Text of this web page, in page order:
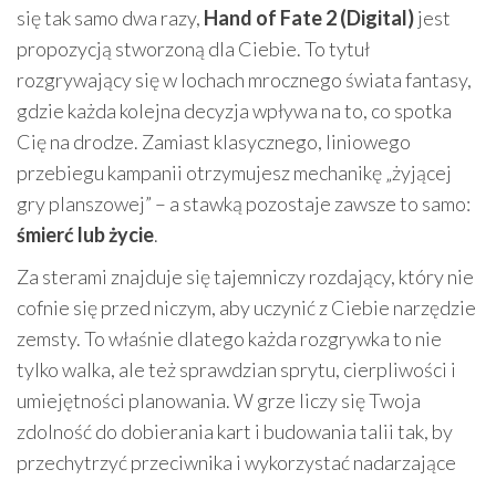
się tak samo dwa razy, Hand of Fate 2 (Digital)jest
propozycją stworzoną dla Ciebie. To tytuł
rozgrywający się w lochach mrocznego świata fantasy,
gdzie każda kolejna decyzja wpływa na to, co spotka
Cię na drodze. Zamiast klasycznego, liniowego
przebiegu kampanii otrzymujesz mechanikę „żyjącej
gry planszowej” – a stawką pozostaje zawsze to samo:
śmierć lub życie.
Za sterami znajduje się tajemniczy rozdający, który nie
cofnie się przed niczym, aby uczynić z Ciebie narzędzie
zemsty. To właśnie dlatego każda rozgrywka to nie
tylko walka, ale też sprawdzian sprytu, cierpliwości i
umiejętności planowania. W grze liczy się Twoja
zdolność do dobierania kart i budowania talii tak, by
przechytrzyć przeciwnika i wykorzystać nadarzające